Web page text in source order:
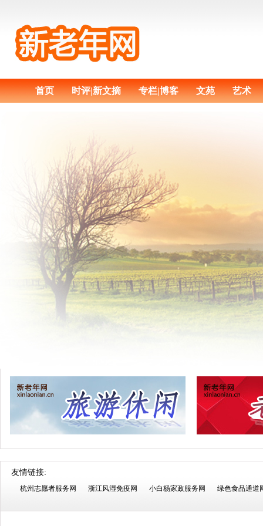
首页 时评|新文摘 专栏|博客 文苑 艺术
友情链接:
杭州志愿者服务网 浙江风湿免疫网 小白杨家政服务网 绿色食品通道